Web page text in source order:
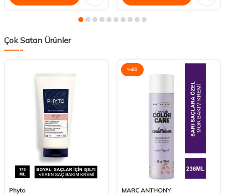
Çok Satan Ürünler
Phyto
%60
MARC ANTHONY